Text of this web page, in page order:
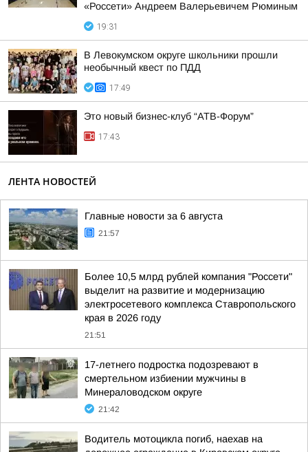
«Россети» Андреем Валерьевичем Рюминым
19:31
В Левокумском округе школьники прошли
необычный квест по ПДД
17:49
Это новый бизнес-клуб “АТВ-Форум”
17:43
ЛЕНТА НОВОСТЕЙ
Главные новости за 6 августа
21:57
Более 10,5 млрд рублей компания "Россети"
выделит на развитие и модернизацию
электросетевого комплекса Ставропольского
края в 2026 году
21:51
17-летнего подростка подозревают в
смертельном избиении мужчины в
Минераловодском округе
21:42
Водитель мотоцикла погиб, наехав на